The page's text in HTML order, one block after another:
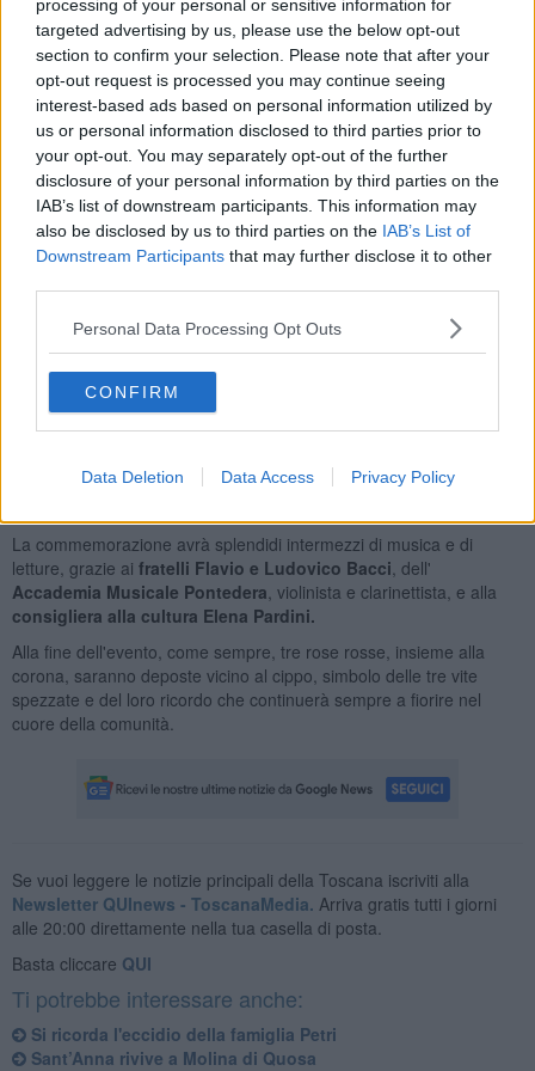
processing of your personal or sensitive information for
targeted advertising by us, please use the below opt-out
section to confirm your selection. Please note that after your
opt-out request is processed you may continue seeing
interest-based ads based on personal information utilized by
us or personal information disclosed to third parties prior to
your opt-out. You may separately opt-out of the further
disclosure of your personal information by third parties on the
IAB’s list of downstream participants. This information may
also be disclosed by us to third parties on the IAB’s List of
Downstream Participants that may further disclose it to other
Personal Data Processing Opt Outs
CONFIRM
Data Deletion Data Access Privacy Policy
Sarà presente Loris Marconi, in rappresentanza dell'Istituto
Alcide Cervi, per suggellare ancora il forte legame che lega
amministrazione e istituto, famiglia Petri e famiglia Cervi, nella
costante difesa dei valori dell'antifascismo, della democrazia e della
pace.
Interverrà e coordinerà l'evento il sindaco Matteo Ferrucci ,
mentre laconsigliera alla memoria, Angelica Rossi, leggerà la
testimonianza di Piero Perfetto Petri, che non manca mai alla
commemorazione, nonostante il suo dolore, riportata sulla targa
Gloria Bigongiali,
vicepresidente dell'Anpi Vicopisano , farà il suo intervento e
pastasciuttata dei Fratelli Cervi che seguirà, alle 20, al Circolo Arci
L'Ortaccio (preceduta dalla presentazione della mostra e dellibro
"Arnostellung, una linea di sangue attraverso la Toscana, il cui
musica di Pamela Larese) e per la quale è necessaria la
La commemorazione avrà splendidi intermezzi di musica e di
letture, grazie ai fratelli Flavio e Ludovico Bacci , dell'
Accademia Musicale Pontedera , violinista e clarinettista, e alla
consigliera alla cultura Elena Pardini.
Alla fine dell'evento, come sempre, tre rose rosse, insieme alla
corona, saranno deposte vicino al cippo, simbolo delle tre vite
spezzate e del loro ricordo che continuerà sempre a fiorire nel
cuore della comunità.
Se vuoi leggere le notizie principali della Toscana iscriviti alla
Newsletter QUInews - ToscanaMedia. Arriva gratis tutti i giorni
alle 20:00 direttamente nella tua casella di posta.
Basta cliccare QUI
Ti potrebbe interessare anche:
Si ricorda l'eccidio della famiglia Petri
Sant’Anna rivive a Molina di Quosa